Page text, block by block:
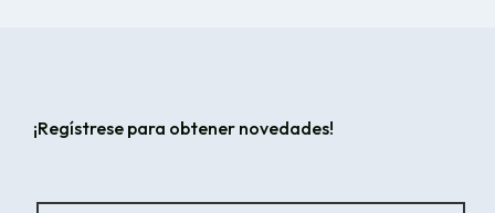
¡Regístrese para obtener novedades!